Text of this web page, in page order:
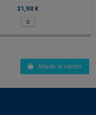
21,98 €
Añadir al carrito